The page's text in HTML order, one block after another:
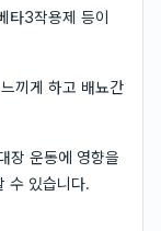
타3작용제 등이
끼게 하고 배뇨간
장 운동에 영향을
수 있습니다.